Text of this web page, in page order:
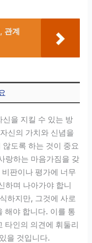
관계
을 지킬 수 있는 방
신의 가치와 신념을
도록 하는 것이 중요
랑하는 마음가짐을 갖
판이나 평가에 너무
하며 나아가야 합니
하지만, 그것에 사로
해야 합니다. 이를 통
타인의 의견에 휘둘리
을 것입니다.